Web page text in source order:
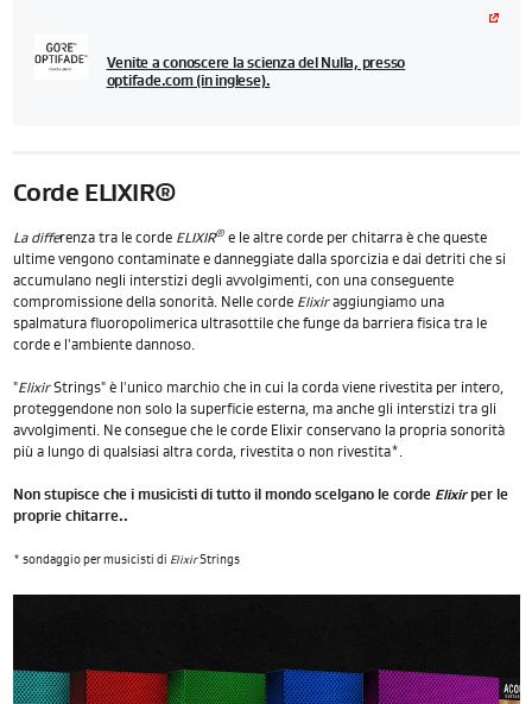
Venite a conoscere la scienza del Nulla, presso
optifade.com (in inglese).
Corde ELIXIR®
La differenza tra le corde ELIXIR®e le altre corde per chitarra è che queste
ultime vengono contaminate e danneggiate dalla sporcizia e dai detriti che si
accumulano negli interstizi degli avvolgimenti, con una conseguente
compromissione della sonorità. Nelle corde Elixiraggiungiamo una
spalmatura fluoropolimerica ultrasottile che funge da barriera fisica tra le
corde e l'ambiente dannoso.
"ElixirStrings" è l'unico marchio che in cui la corda viene rivestita per intero,
proteggendone non solo la superficie esterna, ma anche gli interstizi tra gli
avvolgimenti. Ne consegue che le corde Elixir conservano la propria sonorità
più a lungo di qualsiasi altra corda, rivestita o non rivestita*.
Non stupisce che i musicisti di tutto il mondo scelgano le corde Elixirper le
proprie chitarre..
* sondaggio per musicisti di ElixirStrings